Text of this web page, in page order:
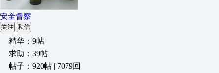
安全督察
关注 私信
精华：9帖
求助：39帖
帖子：920帖 | 7079回